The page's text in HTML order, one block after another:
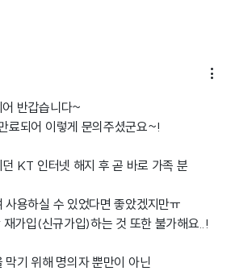

반갑습니다~
료되어 이렇게 문의주셨군요~!
KT 인터넷 해지 후 곧 바로 가족 분
사용하실 수 있었다면 좋았겠지만ㅠ
가입(신규가입)하는 것 또한 불가해요..!
막기 위해 명의자 뿐만이 아닌